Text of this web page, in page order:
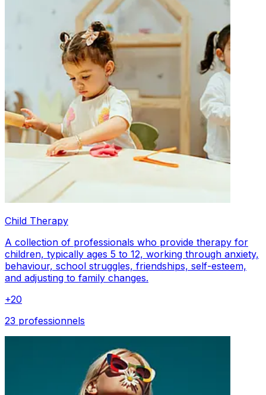
Child Therapy
A collection of professionals who provide therapy for
children, typically ages 5 to 12, working through anxiety,
behaviour, school struggles, friendships, self-esteem,
and adjusting to family changes.
+20
23 professionnels